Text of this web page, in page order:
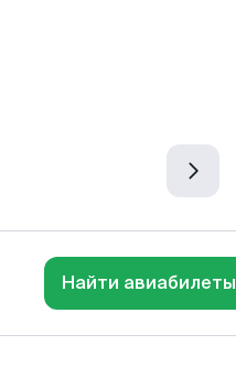
Найти авиабилеты